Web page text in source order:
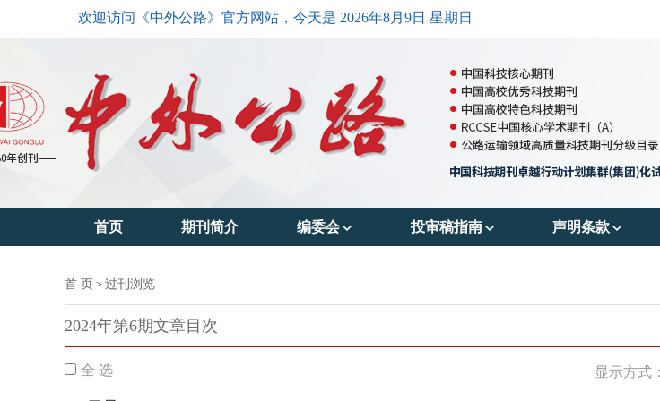
欢迎访问《中外公路》官方网站，今天是 2026年8月9日 星期日
首页 期刊简介 编委会
编委会主任
投审稿指南
投稿须知
声明条款
OA政策
数据共享政策
首 页 > 过刊浏览
2024年第6期文章目次
全 选 显示方式：